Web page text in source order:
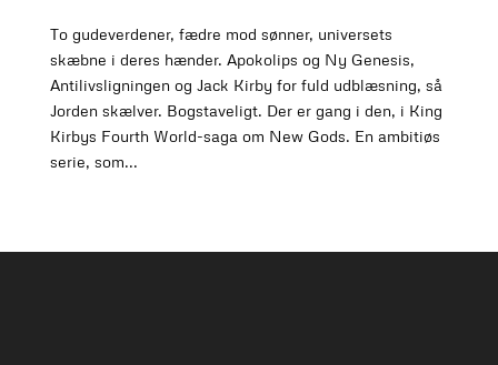
To gudeverdener, fædre mod sønner, universets
skæbne i deres hænder. Apokolips og Ny Genesis,
Antilivsligningen og Jack Kirby for fuld udblæsning, så
Jorden skælver. Bogstaveligt. Der er gang i den, i King
Kirbys Fourth World-saga om New Gods. En ambitiøs
serie, som...